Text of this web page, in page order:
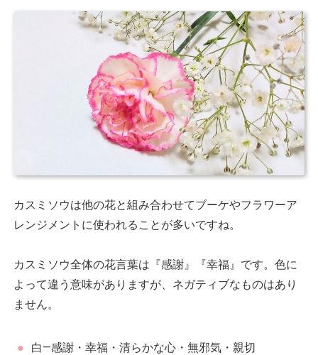
カスミソウは他の花と組み合わせてブーケやフラワーア
レンジメントに使われることが多いですね。
カスミソウ全体の花言葉は『感謝』『幸福』です。色に
よって違う意味がありますが、ネガティブなものはあり
ません。
白―感謝・幸福・清らかな心・無邪気・親切